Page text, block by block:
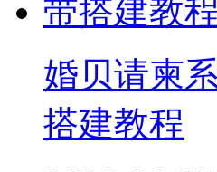
婚贝请柬
搭建教程